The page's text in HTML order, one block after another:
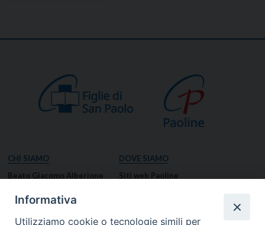
CHI SIAMO
Beato Giacomo Alberione
DOVE SIAMO
Siti web Paoline
Informativa
Utilizziamo cookie o tecnologie simili per